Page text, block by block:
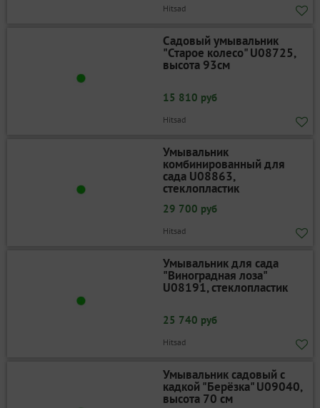
Hitsad
Садовый умывальник
"Старое колесо" U08725,
высота 93см
15 810 руб
Hitsad
Умывальник
комбинированный для
сада U08863,
стеклопластик
29 700 руб
Hitsad
Умывальник для сада
"Виноградная лоза"
U08191, стеклопластик
25 740 руб
Hitsad
Умывальник садовый с
кадкой "Берёзка" U09040,
высота 70 см